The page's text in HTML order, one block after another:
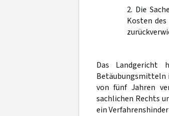
2. Die
Kosten
Das Landgericht
Betäubungsmitteln
von fünf Jahren
sachlichen Rechts
ein